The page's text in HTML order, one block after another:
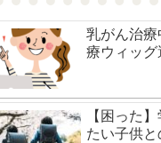
乳がん治療
療ウィッグ
【困った
たい子供